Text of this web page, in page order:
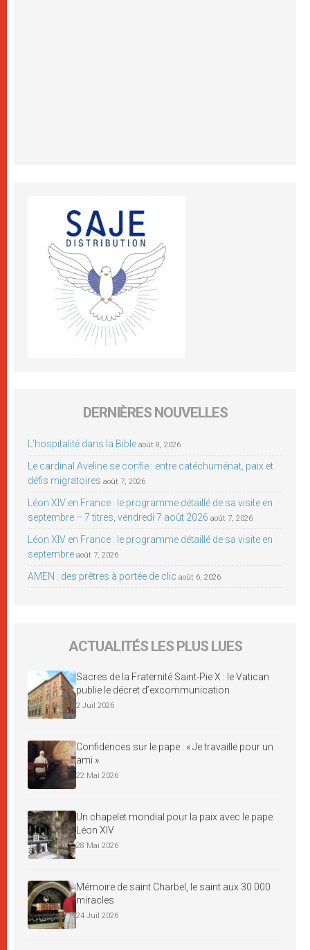
DERNIÈRES NOUVELLES
L’hospitalité dans la Bible août 8, 2026
Le cardinal Aveline se confie : entre catéchuménat, paix et
défis migratoires août 7, 2026
Léon XIV en France : le programme détaillé de sa visite en
septembre – 7 titres, vendredi 7 août 2026 août 7, 2026
Léon XIV en France : le programme détaillé de sa visite en
septembre août 7, 2026
AMEN : des prêtres à portée de clic août 6, 2026
ACTUALITÉS LES PLUS LUES
Sacres de la Fraternité Saint-Pie X : le Vatican
publie le décret d’excommunication
2 Juil 2026
Confidences sur le pape : « Je travaille pour un
ami »
22 Mai 2026
Un chapelet mondial pour la paix avec le pape
Léon XIV
28 Mai 2026
Mémoire de saint Charbel, le saint aux 30 000
miracles
24 Juil 2026